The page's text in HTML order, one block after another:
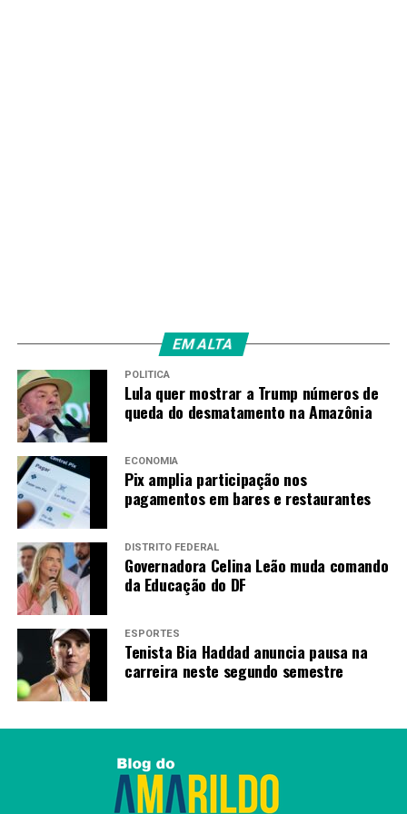
EM ALTA
POLÍTICA
Lula quer mostrar a Trump números de
queda do desmatamento na Amazônia
ECONOMIA
Pix amplia participação nos
pagamentos em bares e restaurantes
DISTRITO FEDERAL
Governadora Celina Leão muda comando
da Educação do DF
ESPORTES
Tenista Bia Haddad anuncia pausa na
carreira neste segundo semestre